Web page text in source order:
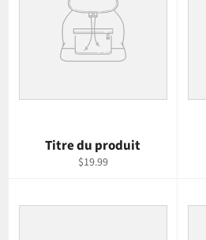
Titre du produit
$19.99